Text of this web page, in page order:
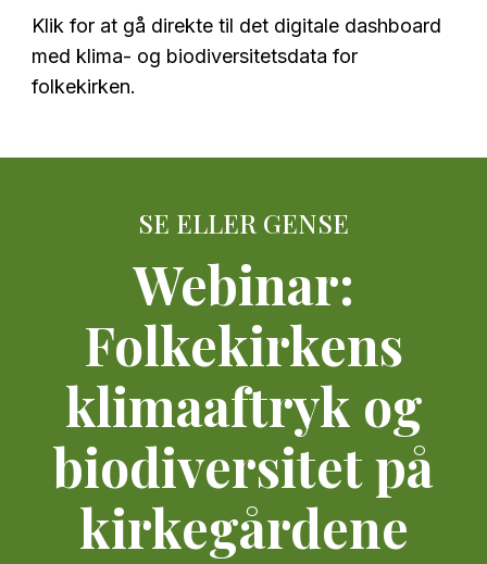
Klik for at gå direkte til det digitale dashboard
med klima- og biodiversitetsdata for
folkekirken.
SE ELLER GENSE
Webinar:
Folkekirkens
klimaaftryk og
biodiversitet på
kirkegårdene